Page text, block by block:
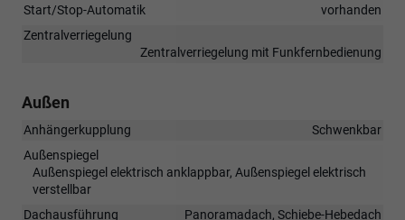
Start/Stop-Automatik
vorhanden
Zentralverriegelung
Zentralverriegelung mit Funkfernbedienung
Außen
Anhängerkupplung
Schwenkbar
Außenspiegel
Außenspiegel elektrisch anklappbar, Außenspiegel elektrisch
verstellbar
Dachausführung
Panoramadach, Schiebe-Hebedach